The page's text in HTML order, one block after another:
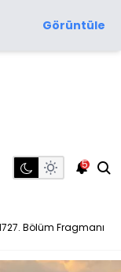
Görüntüle
5
Bölüm Fragmanı